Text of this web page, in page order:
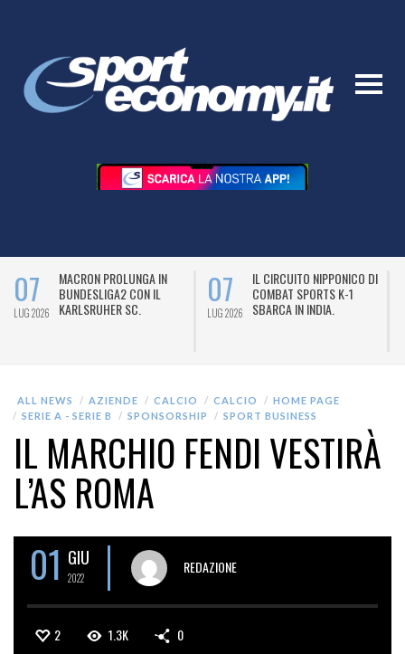
07
LUG 2026
MACRON PROLUNGA IN
BUNDESLIGA2 CON IL
KARLSRUHER SC.
07
LUG 2026
IL CIRCUITO NIPPONICO DI
COMBAT SPORTS K-1
SBARCA IN INDIA.
ALL NEWS AZIENDE CALCIO CALCIO
HOME PAGE
SERIE A - SERIE B
SPONSORSHIP SPORT BUSINESS
IL MARCHIO FENDI VESTIRÀ
L’AS ROMA
01 GIU
2022
REDAZIONE
2 1.3K 0